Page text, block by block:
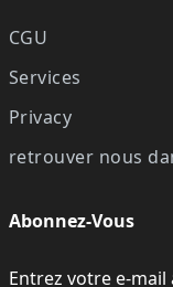
CGU
Services
Privacy
retrouver nous
Abonnez-Vous
Entrez votre e-